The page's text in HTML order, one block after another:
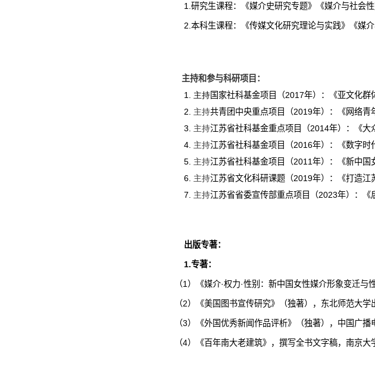
1. 研究生课程：《媒介史研究专题》《媒介与社会
2. 本科生课程：《传媒文化研究理论与实践》《媒
主持和参与科研项目：
1. 主持国家社科基金项目（2017年）
：《亚文化群
2. 主持共青团中央重点项目（2019年）：
《网络
3. 主持江苏省社科基金重点项目（2014年）：
《
4. 主持江苏省社科基金项目 （2016年）
：《数字时
5. 主持江苏省社科基金项目 （2011年）：《新中国
6. 主持江苏省文化科研课题 （2019年） ：《打造江
7. 主持江苏省省委宣传部重点项目（2023年）：
出版专著：
1.专著：
（1 ）《媒介·权力·性别：新中国女性媒介形象变迁与
（2）《美国图书宣传研究》（独著），东北师范大学
（3）《外国优秀新闻作品评析》（独著），中国广播
（4）《百年南大老建筑》，撰写全书文字稿，南京大